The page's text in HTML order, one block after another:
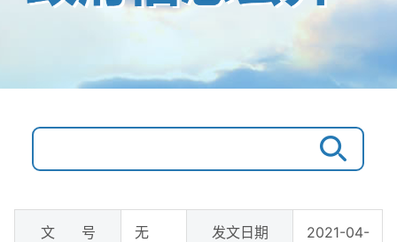
文 号 无 发文日期
2021-04-